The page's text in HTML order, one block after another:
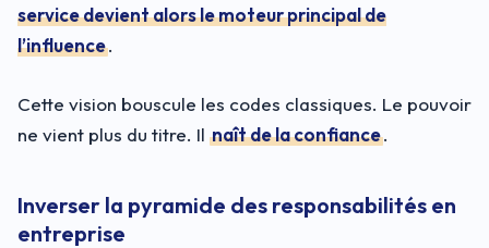
service devient alors le moteur principal de
l’influence.
Cette vision bouscule les codes classiques. Le pouvoir
ne vient plus du titre. Il naît de la confiance.
Inverser la pyramide des responsabilités en
entreprise